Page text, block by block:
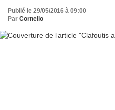
Publié le 29/05/2016 à 09:00
Par Cornello